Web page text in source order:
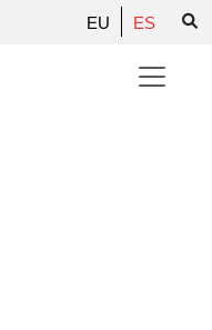
EU ES